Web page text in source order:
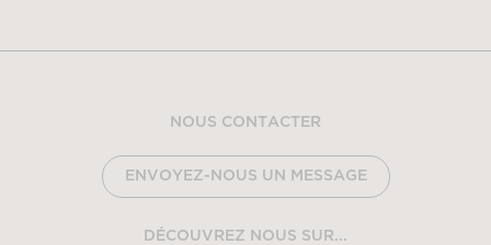
NOUS CONTACTER
ENVOYEZ-NOUS UN MESSAGE
DÉCOUVREZ NOUS SUR...